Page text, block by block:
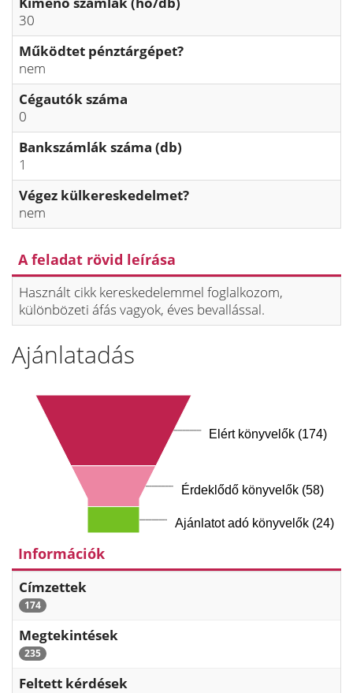
30
Működtet pénztárgépet?
nem
Cégautók száma
0
Bankszámlák száma (db)
1
Végez külkereskedelmet?
nem
A feladat rövid leírása
Használt cikk kereskedelemmel foglalkozom,
különbözeti áfás vagyok, éves bevallással.
Ajánlatadás
Elért könyvelők (174)
Érdeklődő könyvelők (58)
Ajánlatot adó könyvelők (24)
Információk
Címzettek
174
Megtekintések
235
Feltett kérdések